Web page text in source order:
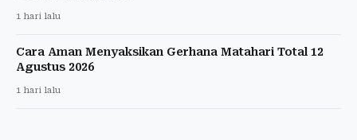
1 hari lalu
Cara Aman Menyaksikan Gerhana Matahari Total 12
Agustus 2026
1 hari lalu